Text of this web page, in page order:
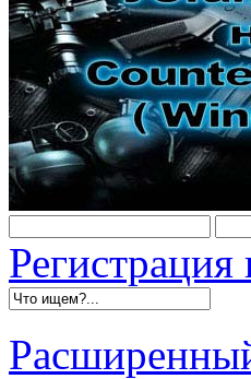
Регистрация